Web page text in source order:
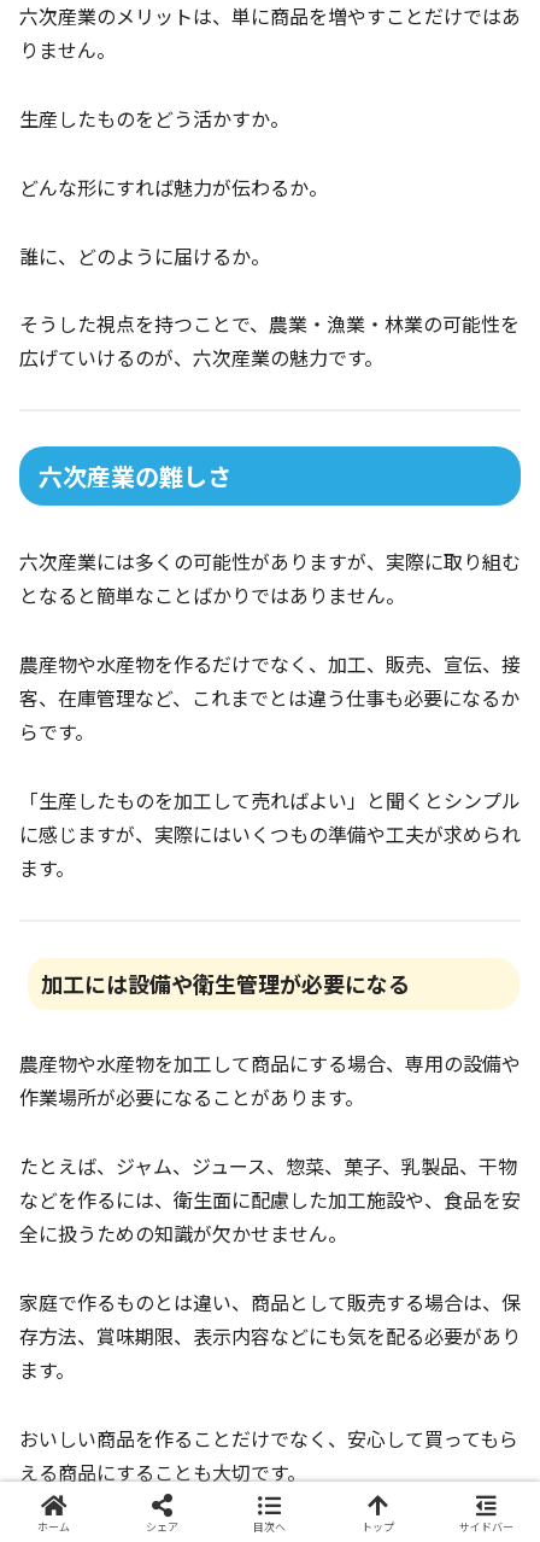
六次産業のメリットは、単に商品を増やすことだけではあ
りません。
生産したものをどう活かすか。
どんな形にすれば魅力が伝わるか。
誰に、どのように届けるか。
そうした視点を持つことで、農業・漁業・林業の可能性を
広げていけるのが、六次産業の魅力です。
六次産業の難しさ
六次産業には多くの可能性がありますが、実際に取り組む
となると簡単なことばかりではありません。
農産物や水産物を作るだけでなく、加工、販売、宣伝、接
客、在庫管理など、これまでとは違う仕事も必要になるか
らです。
「生産したものを加工して売ればよい」と聞くとシンプル
に感じますが、実際にはいくつもの準備や工夫が求められ
ます。
加工には設備や衛生管理が必要になる
農産物や水産物を加工して商品にする場合、専用の設備や
作業場所が必要になることがあります。
たとえば、ジャム、ジュース、惣菜、菓子、乳製品、干物
などを作るには、衛生面に配慮した加工施設や、食品を安
全に扱うための知識が欠かせません。
家庭で作るものとは違い、商品として販売する場合は、保
存方法、賞味期限、表示内容などにも気を配る必要があり
ます。
おいしい商品を作ることだけでなく、安心して買ってもら
える商品にすることも大切です。
ホーム シェア 目次へ トップ サイドバー